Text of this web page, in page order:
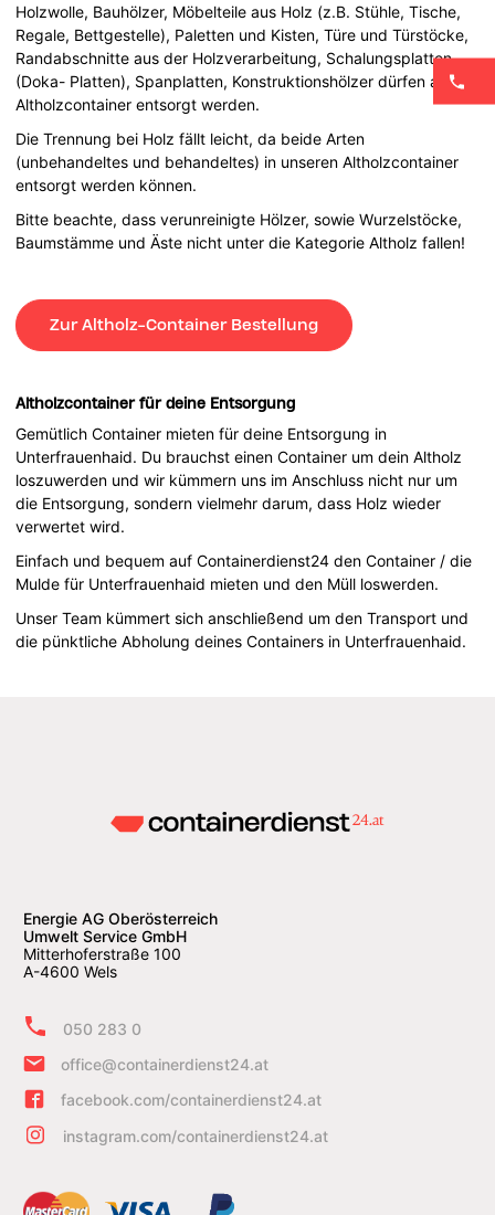
Holzwolle, Bauhölzer, Möbelteile aus Holz (z.B. Stühle, Tische,
Regale, Bettgestelle), Paletten und Kisten, Türe und Türstöcke,
Randabschnitte aus der Holzverarbeitung, Schalungsplatten
(Doka- Platten), Spanplatten, Konstruktionshölzer dürfen alle im
Altholzcontainer entsorgt werden.
Die Trennung bei Holz fällt leicht, da beide Arten
(unbehandeltes und behandeltes) in unseren Altholzcontainer
entsorgt werden können.
Bitte beachte, dass verunreinigte Hölzer, sowie Wurzelstöcke,
Baumstämme und Äste nicht unter die Kategorie Altholz fallen!
Zur Altholz-Container Bestellung
Altholzcontainer für deine Entsorgung
Gemütlich Container mieten für deine Entsorgung in
Unterfrauenhaid. Du brauchst einen Container um dein Altholz
loszuwerden und wir kümmern uns im Anschluss nicht nur um
die Entsorgung, sondern vielmehr darum, dass Holz wieder
verwertet wird.
Einfach und bequem auf Containerdienst24 den Container / die
Mulde für Unterfrauenhaid mieten und den Müll loswerden.
Unser Team kümmert sich anschließend um den Transport und
die pünktliche Abholung deines Containers in Unterfrauenhaid.
Energie AG Oberösterreich
Umwelt Service GmbH
Mitterhoferstraße 100
A-4600 Wels
050 283 0
office@containerdienst24.at
facebook.com/containerdienst24.at
instagram.com/containerdienst24.at